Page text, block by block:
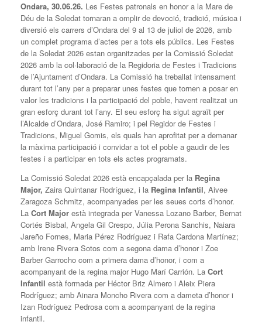
Ondara, 30.06.26. Les Festes patronals en honor a la Mare de
Déu de la Soledat tornaran a omplir de devoció, tradició, música i
diversió els carrers d’Ondara del 9 al 13 de juliol de 2026, amb
un complet programa d’actes per a tots els públics. Les Festes
de la Soledat 2026 estan organitzades per la Comissió Soledat
2026 amb la col·laboració de la Regidoria de Festes i Tradicions
de l’Ajuntament d’Ondara. La Comissió ha treballat intensament
durant tot l’any per a preparar unes festes que tornen a posar en
valor les tradicions i la participació del poble, havent realitzat un
gran esforç durant tot l’any. El seu esforç ha sigut agraït per
l’Alcalde d’Ondara, José Ramiro; i pel Regidor de Festes i
Tradicions, Miguel Gomis, els quals han aprofitat per a demanar
la màxima participació i convidar a tot el poble a gaudir de les
festes i a participar en tots els actes programats.
La Comissió Soledat 2026 està encapçalada per la Regina
Major, Zaira Quintanar Rodríguez, i la Regina Infantil, Aivee
Zaragoza Schmitz, acompanyades per les seues corts d’honor.
La Cort Major està integrada per Vanessa Lozano Barber, Bernat
Cortés Bisbal, Àngela Gil Crespo, Júlia Perona Sanchis, Naiara
Jareño Fornes, Maria Pérez Rodríguez i Rafa Cardona Martínez;
amb Irene Rivera Sotos com a segona dama d’honor i Zoe
Barber Garrocho com a primera dama d’honor, i com a
acompanyant de la regina major Hugo Marí Carrión. La Cort
Infantil està formada per Héctor Briz Almero i Aleix Piera
Rodríguez; amb Ainara Moncho Rivera com a dameta d’honor i
Izan Rodríguez Pedrosa com a acompanyant de la regina
infantil.